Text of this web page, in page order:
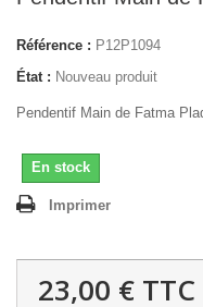
Référence : P12P1094
État : Nouveau produit
Pendentif Main de Fatma
En stock
Imprimer
23,00 € TTC